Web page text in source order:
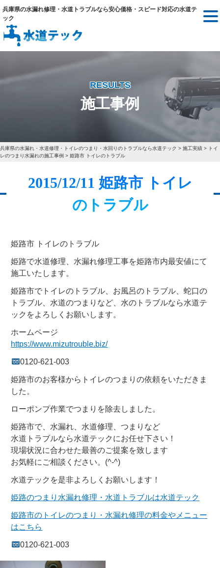
兵庫県の水漏れ修理・水道トラブルなら安心価格・スピード対応の水道テ
ック
RESULTS
施工事例
兵庫県の水漏れ・水道修理・トイレのつまり・水回りのトラブルなら水道テック > 施工実績 > トイ
レのつまり水漏れの施工事例 > 姫路市 トイレのトラブル
2015/12/11 姫路市 トイレ
のトラブル
姫路市 トイレのトラブル
姫路で水道修理、水漏れ修理工事を姫路市内最安値にて
施工いたします。
姫路市でトイレのトラブル、お風呂のトラブル、蛇口の
トラブル、水道のつまりなど、水のトラブルなら水道テ
ックをよろしくお願いします。
ホームページ
https://www.mizutrouble.biz/
0120-621-003
姫路市のお客様からトイレのつまりの依頼をいただきま
した。
ローポンプ作業でつまりを除去しました。
姫路市で、水漏れ、水道修理、つまりなど
水道トラブルなら水道テックにお任せ下さい！
現場状況に合わせた最善のご提案を致します
お気軽にご相談ください。(^-^)
水道テックを是非よろしくお願いします！
姫路のつまり水漏れ修理・水道トラブルは水道テック
姫路市のトイレのつまり・水漏れ修理の料金やメニュー
はこちら
0120-621-003